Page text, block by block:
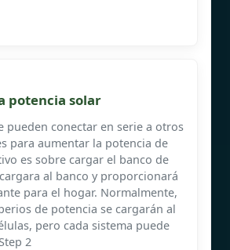
potencia solar
pueden conectar en serie a otros
para aumentar la potencia de
es sobre cargar el banco de
al banco y proporcionará
para el hogar. Normalmente,
de potencia se cargarán al
pero cada sistema puede
2